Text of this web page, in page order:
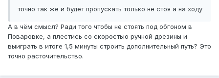
точно так же и будет пропускать только не стоя а на ходу
А в чём смысл? Ради того чтобы не стоять под обгоном в
Поваровке, а плестись со скоростью ручной дрезины и
выиграть в итоге 1,5 минуты строить дополнительный путь? Это
точно расточительство.